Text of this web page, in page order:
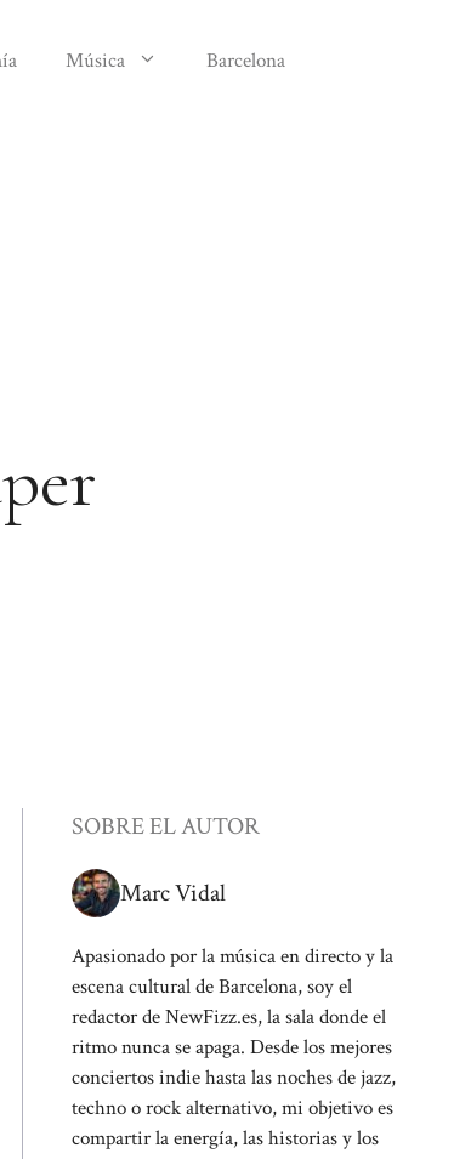
Música Barcelona
SOBRE EL AUTOR
Marc Vidal
Apasionado por la música en directo y la
escena cultural de Barcelona, soy el
redactor de NewFizz.es, la sala donde el
ritmo nunca se apaga. Desde los mejores
conciertos indie hasta las noches de jazz,
techno o rock alternativo, mi objetivo es
compartir la energía, las historias y los